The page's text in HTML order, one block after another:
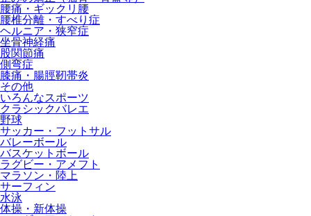
腰痛・ギックリ腰
腰椎分離・すべり症
ヘルニア・狭窄症
坐骨神経痛
股関節痛
側弯症
膝痛・腸脛靭帯炎
その他
いろんなスポーツ
クラシックバレエ
野球
サッカー・フットサル
バレーボール
バスケットボール
ラグビー・アメフト
マラソン・陸上
サーフィン
水泳
体操・新体操